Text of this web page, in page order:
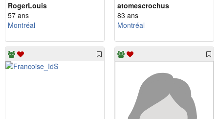
RogerLouis
57 ans
Montréal
atomescrochus
83 ans
Montréal